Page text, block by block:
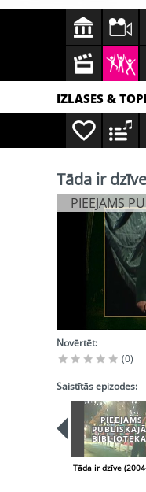
IZLASES & TOPI
Tāda ir
PIEEJAMS
Novērtēt:
(0)
Saistītās epizodes:
PIEEJAMS
Tāda ir dzīve